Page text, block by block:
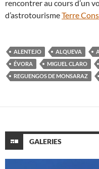
rencontrer au cours d’un
d’astrotourismeTerre
ALENTEJO ALQUEVA
ÉVORA
MIGUEL CLARO
REGUENGOS DE MONSARAZ
GALERIES